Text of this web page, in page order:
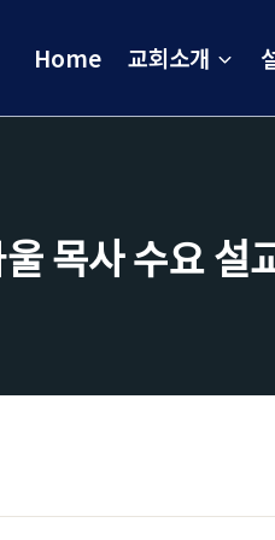
Home 교회소개
수요 설교